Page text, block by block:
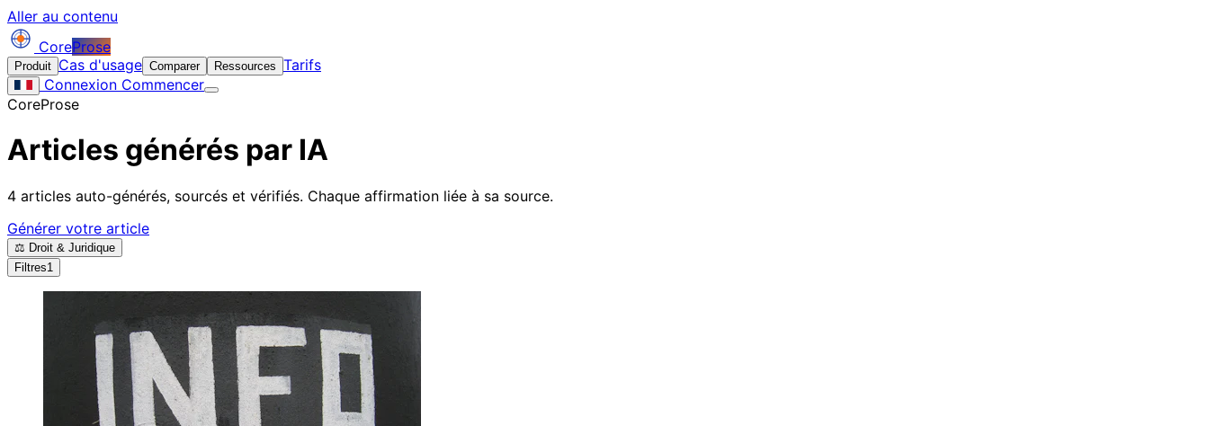
Aller au contenu
CoreProse
Produit Cas d'usage Comparer Ressources Tarifs
Connexion Commencer
CoreProse
Articles générés par IA
4 articles auto-générés, sourcés et vérifiés. Chaque affirmation liée à sa source.
Générer votre article
⚖️ Droit & Juridique
Filtres1